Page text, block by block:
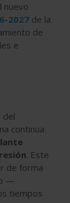
nuevo
2027 de la
de
e
del
continua
. Este
de forma
—
tiempos